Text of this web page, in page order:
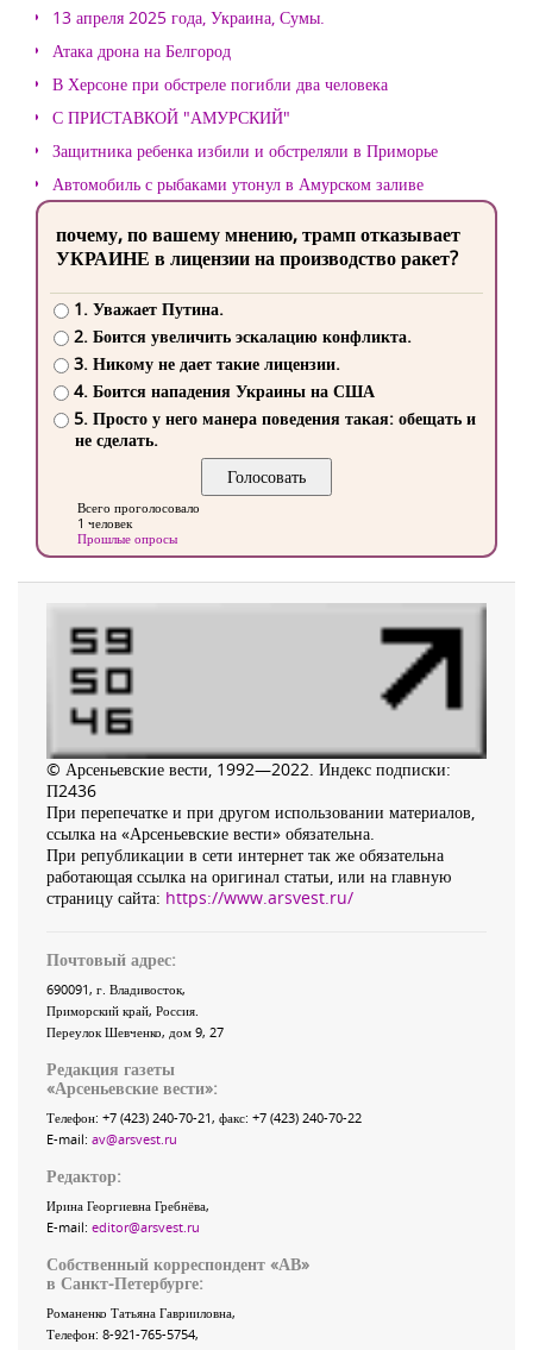
13 апреля 2025 года, Украина, Сумы.
Атака дрона на Белгород
В Херсоне при обстреле погибли два человека
С ПРИСТАВКОЙ "АМУРСКИЙ"
Защитника ребенка избили и обстреляли в Приморье
Автомобиль с рыбаками утонул в Амурском заливе
почему, по вашему мнению, трамп отказывает
УКРАИНЕ в лицензии на производство ракет?
1. Уважает Путина.
2. Боится увеличить эскалацию конфликта.
3. Никому не дает такие лицензии.
4. Боится нападения Украины на США
5. Просто у него манера поведения такая: обещать и
не сделать.
Всего проголосовало
1 человек
Прошлые опросы
© Арсеньевские вести, 1992—2022. Индекс подписки:
П2436
При перепечатке и при другом использовании материалов,
ссылка на «Арсеньевские вести» обязательна.
При републикации в сети интернет так же обязательна
работающая ссылка на оригинал статьи, или на главную
страницу сайта: https://www.arsvest.ru/
Почтовый адрес:
690091, г. Владивосток,
Приморский край, Россия
Переулок Шевченко, дом 9, 27
Редакция газеты
«Арсеньевские вести»:
Телефон: +7 (423) 240-70-21, факс: +7 (423) 240-70-22
E-mail: av@arsvest.ru
Редактор:
Ирина Георгиевна Гребнёва,
E-mail: editor@arsvest.ru
Собственный корреспондент «АВ»
в Санкт-Петербурге:
Романенко Татьяна Гаврииловна,
Телефон: 8-921-765-5754,